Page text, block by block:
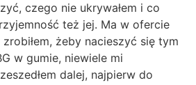
czego nie ukrywałem i co
też jej. Ma w ofercie
żeby nacieszyć się tym
w gumie, niewiele mi
dalej, najpierw do